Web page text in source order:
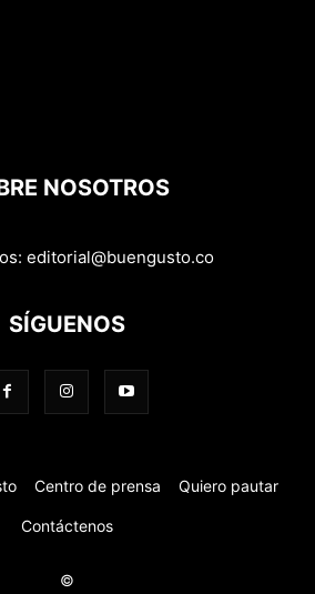
NOSOTROS
editorial@buengusto.co
SÍGUENOS
Centro de prensa Quiero pautar
Contáctenos
©